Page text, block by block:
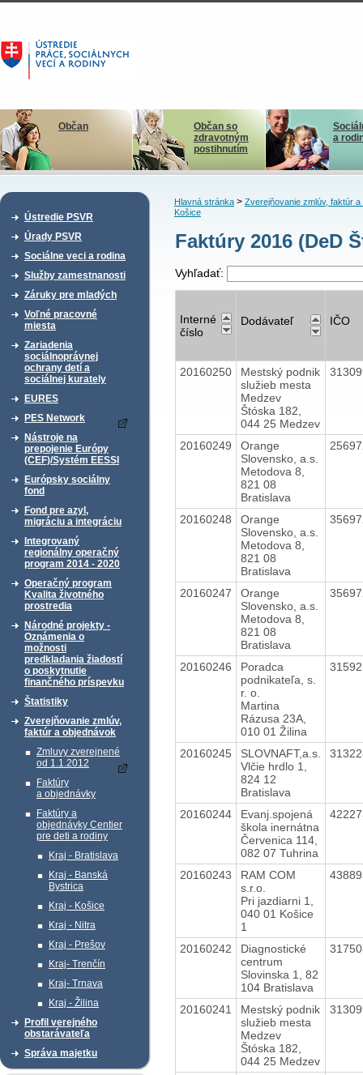
Občan
Občan so
zdravotným
postihnutím
a
Ústredie PSVR
Úrady PSVR
Sociálne veci a rodina
Služby zamestnanosti
Záruky pre mladých
Voľné pracovné
miesta
Zariadenia
sociálnoprávnej
ochrany detí a
sociálnej kurately
EURES
PES Network
Nástroje na
prepojenie Európy
(CEF)/Systém EESSI
Európsky sociálny
fond
Fond pre azyl,
migráciu a integráciu
Integrovaný
regionálny operačný
program 2014 - 2020
Operačný program
Kvalita životného
prostredia
Národné projekty -
Oznámenia o
možnosti
predkladania žiadostí
o poskytnutie
finančného príspevku
Štatistiky
Zverejňovanie zmlúv,
faktúr a objednávok
Zmluvy zverejnené
od 1.1.2012
Faktúry
a objednávky
Faktúry a
objednávky Centier
pre deti a rodiny
Kraj - Bratislava
Kraj - Banská
Bystrica
Kraj - Košice
Kraj - Nitra
Kraj - Prešov
Kraj- Trenčín
Kraj- Trnava
Kraj - Žilina
Profil verejného
obstarávateľa
Správa majetku
Hlavná stránka> Zverejňovanie zmlúv, faktúr a
Košice
Faktúry 2016 (DeD
Vyhľadať:
Interné
číslo
Dodávateľ IČO
20160250
Mestský podnik
služieb mesta
Medzev
Štóska 182,
044 25 Medzev
20160249
Orange
Slovensko, a.s.
Metodova 8,
821 08
Bratislava
20160248
Orange
Slovensko, a.s.
Metodova 8,
821 08
Bratislava
20160247
Orange
Slovensko, a.s.
Metodova 8,
821 08
Bratislava
20160246
Poradca
podnikateľa, s.
r. o.
Martina
Rázusa 23A,
010 01 Žilina
20160245
SLOVNAFT,a.s.
Vlčie hrdlo 1,
824 12
Bratislava
20160244
Evanj.spojená
škola inernátna
Červenica 114,
082 07 Tuhrina
20160243
RAM COM
s.r.o.
Pri jazdiarni 1,
040 01 Košice
1
20160242
Diagnostické
centrum
Slovinska 1, 82
104 Bratislava
20160241
Mestský podnik
služieb mesta
Medzev
Štóska 182,
044 25 Medzev